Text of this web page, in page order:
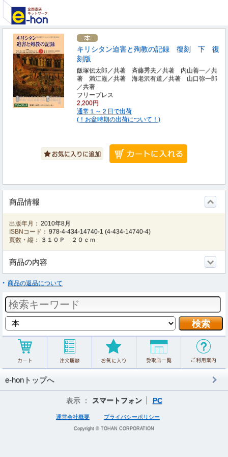
キリシタン迫害と殉教の記録 復刻 下 復
刻版
飯塚伝太郎／共著 斉藤秀夫／共著 内山善一／共
著 満江巌／共著 海老沢有道／共著 山口弥一郎
／共著
フリープレス
2,200円
通常１～２日で出荷
(！お盆時期の出荷について！)
商品情報
出版年月： 2010年8月
ISBNコード： 978-4-434-14740-1 (4-434-14740-4)
頁数・縦：
３１０Ｐ ２０ｃｍ
商品の内容
商品の返品について
e-honトップへ
表示 ： スマートフォン PC
運営会社概要 プライバシーポリシー
Copyright © TOHAN CORPORATION